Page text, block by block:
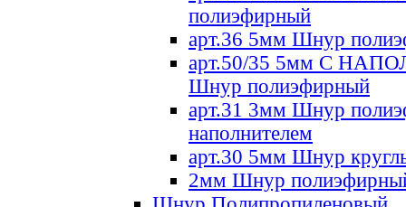
полиэфирный
арт.36 5мм Шнур
арт.50/35 5мм С
Шнур полиэфирный
арт.31 3мм Шнур
наполнителем
арт.30 5мм Шнур
2мм Шнур